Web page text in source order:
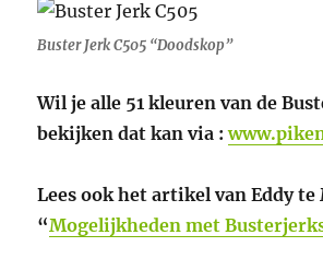
Buster Jerk C505 “Doodskop”
Wil je alle 51 kleuren van de
bekijken dat kan via :
Lees ook het artikel van Eddy te
“Mogelijkheden met